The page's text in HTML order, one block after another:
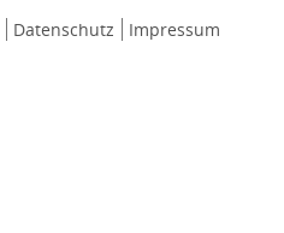
Datenschutz Impressum